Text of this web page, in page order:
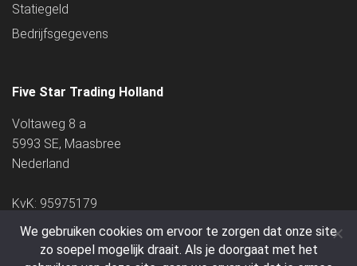
Statiegeld
Bedrijfsgegevens
Five Star Trading Holland
Voltaweg 8 a
5993 SE, Maasbree
Nederland
KvK: 95975179
We gebruiken cookies om ervoor te zorgen dat onze site
zo soepel mogelijk draait. Als je doorgaat met het